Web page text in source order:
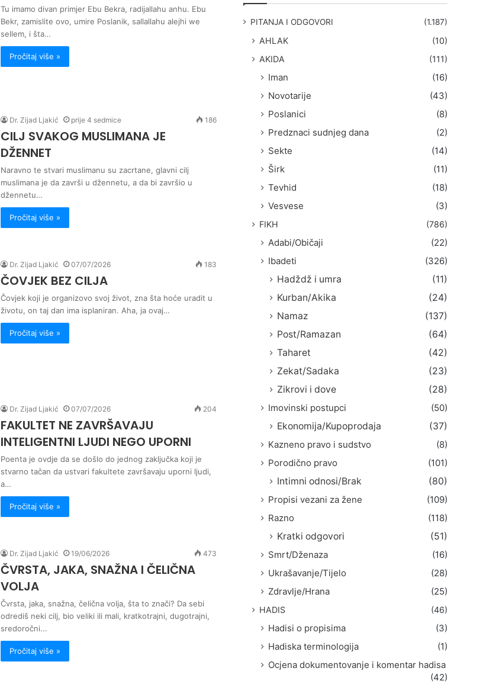
Tu imamo divan primjer Ebu Bekra, radijallahu anhu. Ebu
Bekr, zamislite ovo, umire Poslanik, sallallahu alejhi we
sellem, i šta…
Pročitaj više »
Dr. Zijad Ljakić prije 4 sedmice 186
CILJ SVAKOG MUSLIMANA JE
DŽENNET
Naravno te stvari muslimanu su zacrtane, glavni cilj
muslimana je da završi u džennetu, a da bi završio u
džennetu…
Pročitaj više »
Dr. Zijad Ljakić 07/07/2026 183
ČOVJEK BEZ CILJA
Čovjek koji je organizovo svoj život, zna šta hoće uradit u
životu, on taj dan ima isplaniran. Aha, ja ovaj…
Pročitaj više »
Dr. Zijad Ljakić 07/07/2026 204
FAKULTET NE ZAVRŠAVAJU
INTELIGENTNI LJUDI NEGO UPORNI
Poenta je ovdje da se došlo do jednog zaključka koji je
stvarno tačan da ustvari fakultete završavaju uporni ljudi,
a…
Pročitaj više »
Dr. Zijad Ljakić 19/06/2026 473
ČVRSTA, JAKA, SNAŽNA I ČELIČNA
VOLJA
Čvrsta, jaka, snažna, čelična volja, šta to znači? Da sebi
odrediš neki cilj, bio veliki ili mali, kratkotrajni, dugotrajni,
sredoročni...
Pročitaj više »
PITANJA I ODGOVORI (1.187)
AHLAK
(10)
AKIDA
(111)
Iman
(16)
Novotarije
(43)
Poslanici
(8)
Predznaci sudnjeg dana
(2)
Sekte
(14)
Širk
(11)
Tevhid
(18)
Vesvese
(3)
FIKH (786)
Adabi/Običaji
(22)
Ibadeti
(326)
Hadždž i umra
(11)
Kurban/Akika
(24)
Namaz
(137)
Post/Ramazan
(64)
Taharet
(42)
Zekat/Sadaka
(23)
Zikrovi i dove
(28)
Imovinski postupci
(50)
Ekonomija/Kupoprodaja
(37)
Kazneno pravo i sudstvo
(8)
Porodično pravo
(101)
Intimni odnosi/Brak
(80)
Propisi vezani za žene
(109)
Razno
(118)
Kratki odgovori
(51)
Smrt/Dženaza
(16)
Ukrašavanje/Tijelo
(28)
Zdravlje/Hrana
(25)
HADIS (46)
Hadisi o propisima
(3)
Hadiska terminologija
(1)
Ocjena dokumentovanje i komentar hadisa
(42)